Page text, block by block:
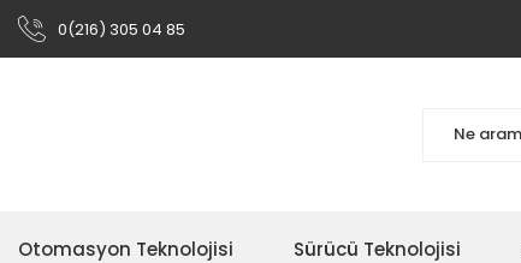
0(216) 305 04 85
Otomasyon Teknolojisi Sürücü Teknolojisi